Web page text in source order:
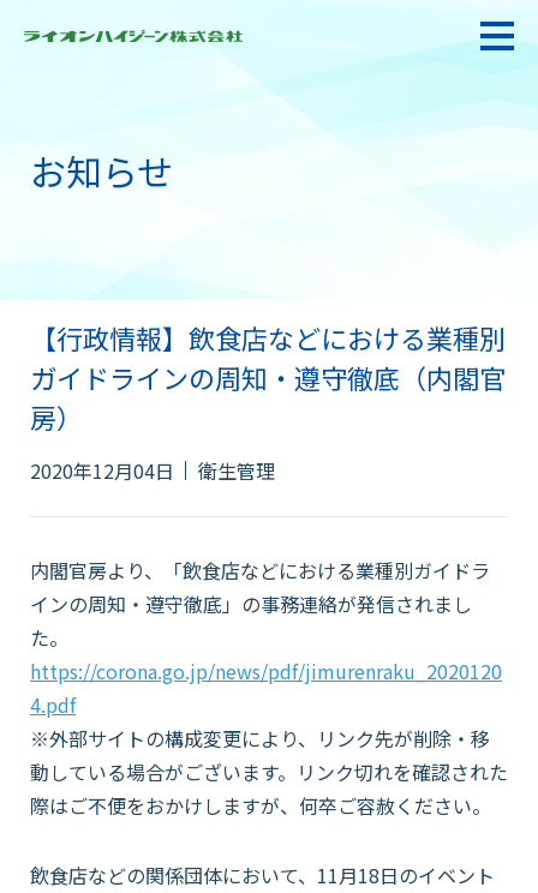
私たちの強み・使命
感染防止対策・食品衛生
製品情報
会社情報
採用情報
お知らせ
お知らせ
【行政情報】飲食店などにおける業種別
ガイドラインの周知・遵守徹底（内閣官
房）
2020年12月04日 衛生管理
内閣官房より、「飲食店などにおける業種別ガイドラ
インの周知・遵守徹底」の事務連絡が発信されまし
た。
https://corona.go.jp/news/pdf/jimurenraku_2020120
4.pdf
※外部サイトの構成変更により、リンク先が削除・移
動している場合がございます。リンク切れを確認された
際はご不便をおかけしますが、何卒ご容赦ください。
飲食店などの関係団体において、11月18日のイベント